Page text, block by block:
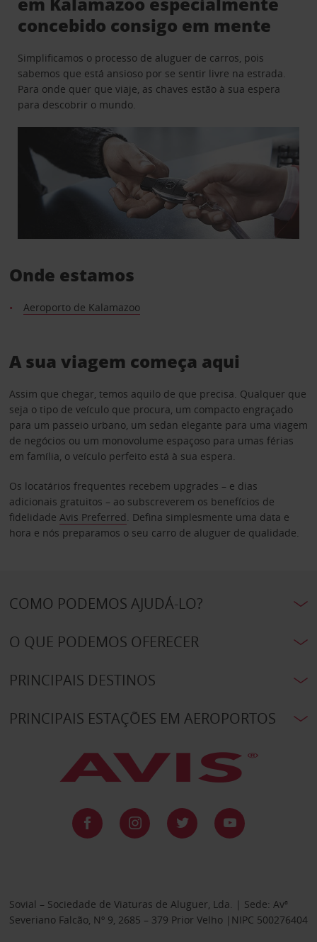
concebido consigo em mente
Simplificamos o processo de aluguer de carros, pois
sabemos que está ansioso por se sentir livre na estrada.
Para onde quer que viaje, as chaves estão à sua espera
para descobrir o mundo.
Onde estamos
Aeroporto de Kalamazoo
A sua viagem começa aqui
Assim que chegar, temos aquilo de que precisa. Qualquer que
seja o tipo de veículo que procura, um compacto engraçado
para um passeio urbano, um sedan elegante para uma viagem
de negócios ou um monovolume espaçoso para umas férias
em família, o veículo perfeito está à sua espera.
Os locatários frequentes recebem upgrades – e dias
adicionais gratuitos – ao subscreverem os benefícios de
fidelidade Avis Preferred. Defina simplesmente uma data e
hora e nós preparamos o seu carro de aluguer de qualidade.
COMO PODEMOS AJUDÁ-LO?
O QUE PODEMOS OFERECER
PRINCIPAIS DESTINOS
PRINCIPAIS ESTAÇÕES EM AEROPORTOS
Sovial – Sociedade de Viaturas de Aluguer, Lda. | Sede: Avª
Severiano Falcão, Nº 9, 2685 – 379 Prior Velho |NIPC 500276404